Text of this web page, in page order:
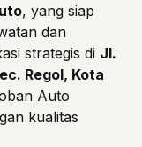
, yang siap
dan
strategis di Jl.
Regol, Kota
Auto
kualitas